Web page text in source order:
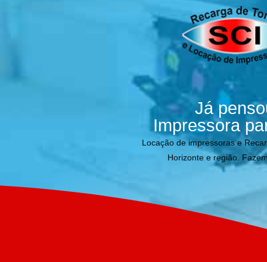
Já
Impressora
Locação de impressoras e
Horizonte e região.